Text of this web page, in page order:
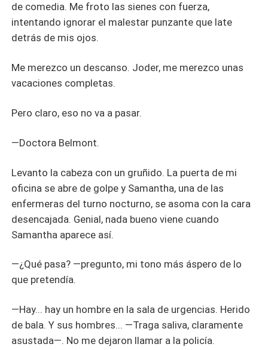
de comedia. Me froto las sienes con fuerza,
intentando ignorar el malestar punzante que late
detrás de mis ojos.
Me merezco un descanso. Joder, me merezco unas
vacaciones completas.
Pero claro, eso no va a pasar.
—Doctora Belmont.
Levanto la cabeza con un gruñido. La puerta de mi
oficina se abre de golpe y Samantha, una de las
enfermeras del turno nocturno, se asoma con la cara
desencajada. Genial, nada bueno viene cuando
Samantha aparece así.
—¿Qué pasa? —pregunto, mi tono más áspero de lo
que pretendía.
—Hay... hay un hombre en la sala de urgencias. Herido
de bala. Y sus hombres... —Traga saliva, claramente
asustada—. No me dejaron llamar a la policía.